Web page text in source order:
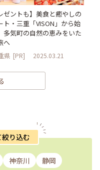
ゼントも】美食と癒やしの
ト・三重「VISON」から始
多気町の自然の恵みをいた
へ
県 [PR] 2025.03.21
り込む
神奈川
静岡